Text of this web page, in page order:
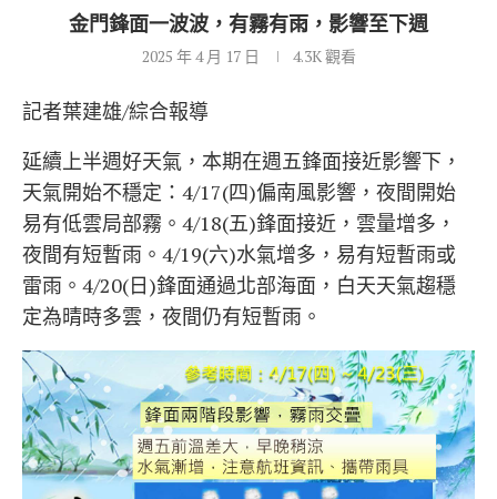
金門鋒面一波波，有霧有雨，影響至下週
2025 年 4 月 17 日 4.3K觀看
記者葉建雄/綜合報導
延續上半週好天氣，本期在週五鋒面接近影響下，
天氣開始不穩定：4/17(四)偏南風影響，夜間開始
易有低雲局部霧。4/18(五)鋒面接近，雲量增多，
夜間有短暫雨。4/19(六)水氣增多，易有短暫雨或
雷雨。4/20(日)鋒面通過北部海面，白天天氣趨穩
定為晴時多雲，夜間仍有短暫雨。